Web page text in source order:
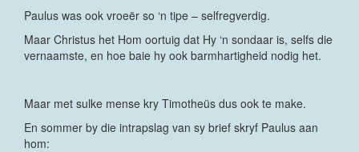
Paulus was ook vroeër so ‘n tipe – selfregverdig.
Maar Christus het Hom oortuig dat Hy ‘n sondaar is, selfs die
vernaamste, en hoe baie hy ook barmhartigheid nodig het.
Maar met sulke mense kry Timotheüs dus ook te make.
En sommer by die intrapslag van sy brief skryf Paulus aan
hom: